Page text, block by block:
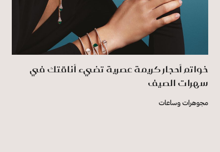
خواتم أحجار كريمة عصرية تضيء أناقتك في
سهرات الصيف
مجوهرات وساعات